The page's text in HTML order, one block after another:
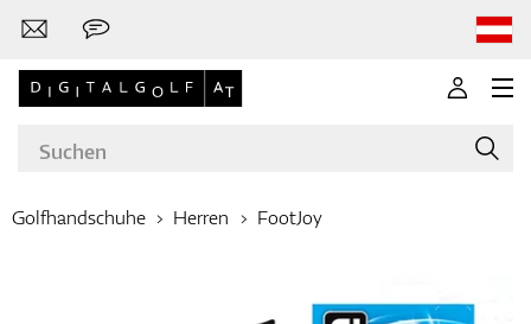
Golfhandschuhe Herren FootJoy